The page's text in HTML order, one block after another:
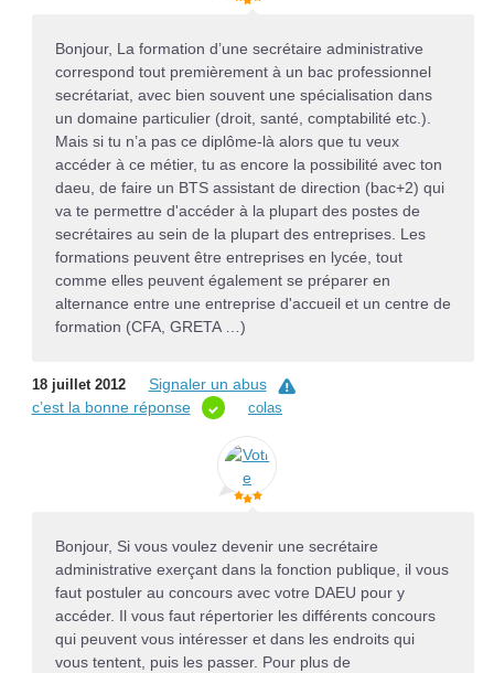
Bonjour, La formation d’une secrétaire administrative
correspond tout premièrement à un bac professionnel
secrétariat, avec bien souvent une spécialisation dans
un domaine particulier (droit, santé, comptabilité etc.).
Mais si tu n’a pas ce diplôme-là alors que tu veux
accéder à ce métier, tu as encore la possibilité avec ton
daeu, de faire un BTS assistant de direction (bac+2) qui
va te permettre d'accéder à la plupart des postes de
secrétaires au sein de la plupart des entreprises. Les
formations peuvent être entreprises en lycée, tout
comme elles peuvent également se préparer en
alternance entre une entreprise d'accueil et un centre de
formation (CFA, GRETA …)
18 juillet 2012
Signaler un abus
c’est la bonne réponse
colas
Bonjour, Si vous voulez devenir une secrétaire
administrative exerçant dans la fonction publique, il vous
faut postuler au concours avec votre DAEU pour y
accéder. Il vous faut répertorier les différents concours
qui peuvent vous intéresser et dans les endroits qui
vous tentent, puis les passer. Pour plus de